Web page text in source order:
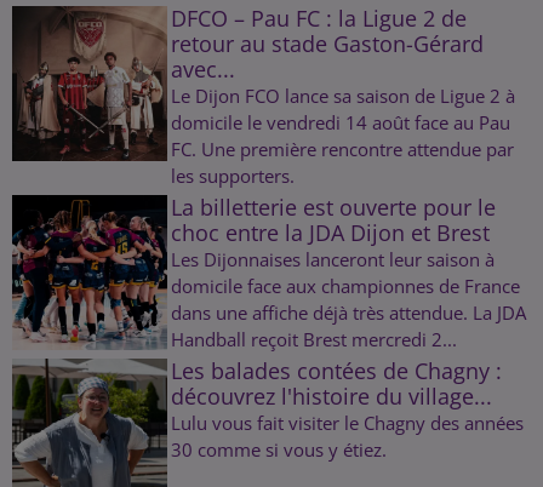
DFCO – Pau FC : la Ligue 2 de
retour au stade Gaston-Gérard
avec...
Le Dijon FCO lance sa saison de Ligue 2 à
domicile le vendredi 14 août face au Pau
FC. Une première rencontre attendue par
les supporters.
La billetterie est ouverte pour le
choc entre la JDA Dijon et Brest
Les Dijonnaises lanceront leur saison à
domicile face aux championnes de France
dans une affiche déjà très attendue. La JDA
Handball reçoit Brest mercredi 2...
Les balades contées de Chagny :
découvrez l'histoire du village...
Lulu vous fait visiter le Chagny des années
30 comme si vous y étiez.